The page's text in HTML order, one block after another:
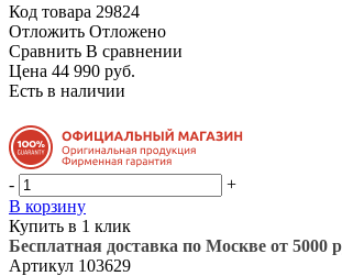
Код товара 29824
Отложить Отложено
Сравнить В сравнении
Цена 44 990 руб.
Есть в наличии
-
+
В корзину
Купить в 1 клик
Бесплатная доставка по Москве от 5000
Артикул 103629